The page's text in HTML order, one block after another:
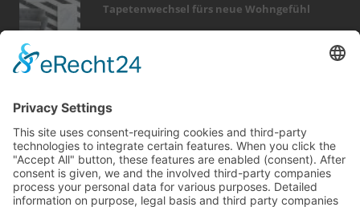
Tapetenwechsel fürs neue Wohngefühl
immobilien wintergarten smart home
outdoor
sicherheit
zaun küche photovoltaik
wellness
möbel
garten hausbau finanzierung heizung